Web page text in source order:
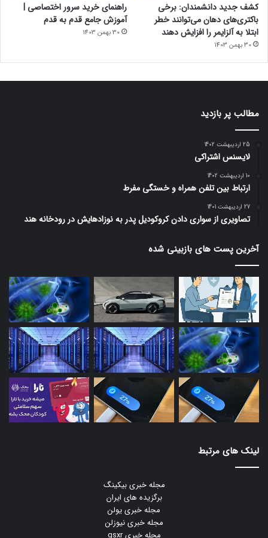
کشف جدید دانشمندان: برخی
باکتری‌های دهان می‌توانند خطر
ابتلا به آلزایمر را افزایش دهند
30 بهمن 1403
راهنمای خرید سرور اختصاصی |
آموزش جامع قدم به قدم
30 بهمن 1403
مطالب پر بازدید
25 اردیبهشت 1402
لایسنس اشتراکی
10 اردیبهشت 1402
ارتباط بین تلفن همراه و خستگی مفرط
27 اردیبهشت 1401
تصاویری از سواری دادن کروکودیل پدر به نوزادهایش در رودخانه هند
آخرین پست های بازبینی شده
لینک های مرتبط
مجله خبری بیکینگ
برگزیده های ایران
مجله خبری یولن
مجله خبری نیوزلن
مجله خبری gsxr